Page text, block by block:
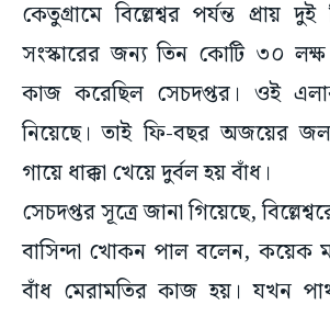
কেতুগ্রামে বিল্লেশ্বর পর্যন্ত প্রায়
সংস্কারের জন্য তিন কোটি ৩০
কাজ করেছিল সেচদপ্তর। ওই
নিয়েছে। তাই ফি-বছর অজয়ের
গায়ে ধাক্কা খেয়ে দুর্বল হয় বাঁধ।
সেচদপ্তর সূত্রে জানা গিয়েছে,
বাসিন্দা খোকন পাল বলেন, কয়েক
বাঁধ মেরামতির কাজ হয়। যখন